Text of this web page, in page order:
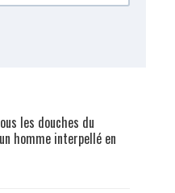
les douches du
homme interpellé en